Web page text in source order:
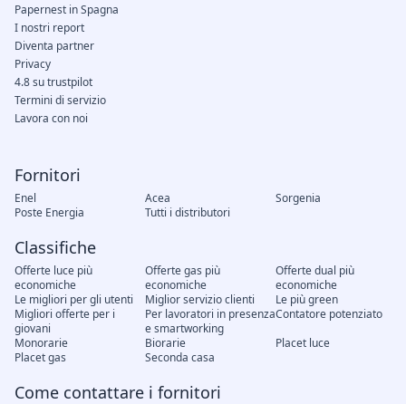
Fornitori
Enel Acea
Sorgenia
Poste Energia
Tutti i distributori
Classifiche
Offerte luce più
economiche
Offerte gas più
economiche
Offerte dual più
economiche
Le migliori per gli utenti
Miglior servizio clienti
Le più green
Migliori offerte per i
giovani
Per lavoratori in presenza
e smartworking
Contatore potenziato
Monorarie
Biorarie
Placet luce
Placet gas
Seconda casa
Come contattare i fornitori
Papernest in Spagna
I nostri report
Diventa partner
Privacy
4.8 su trustpilot
Termini di servizio
Lavora con noi